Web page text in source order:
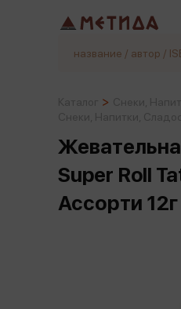
Super Roll
Ассорти 12г